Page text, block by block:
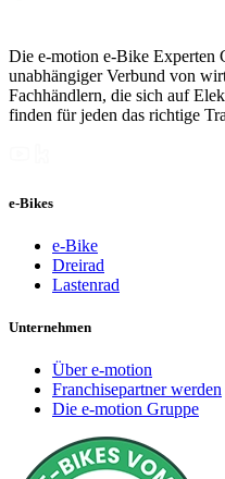
Die e-motion e-Bike Experten
unabhängiger Verbund von
Fachhändlern, die sich auf
finden für jeden das richtige
e-Bikes
e-Bike
Dreirad
Lastenrad
Unternehmen
Über e-motion
Franchisepartner werden
Die e-motion Gruppe